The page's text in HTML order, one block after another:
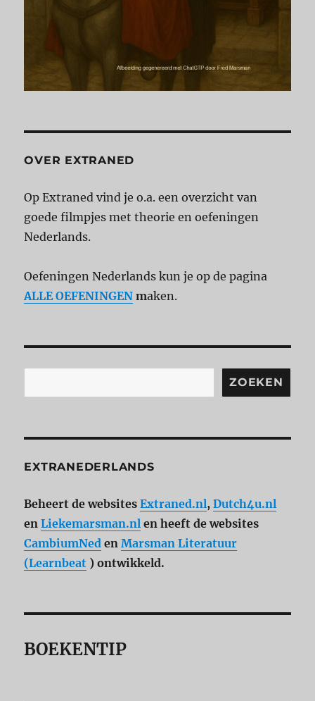
OVER EXTRANED
Op Extraned vind je o.a. een overzicht van
goede filmpjes met theorie en oefeningen
Nederlands.
Oefeningen Nederlands kun je op de pagina
ALLE OEFENINGEN maken.
ZOEKEN
EXTRANEDERLANDS
Beheert de websitesExtraned.nl,Dutch4u.nl
enLiekemarsman.nl en heeft de websites
CambiumNed enMarsman Literatuur
(Learnbeat ) ontwikkeld.
BOEKENTIP